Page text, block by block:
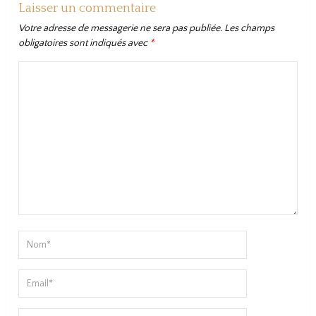
Laisser un commentaire
Votre adresse de messagerie ne sera pas publiée. Les champs
obligatoires sont indiqués avec *